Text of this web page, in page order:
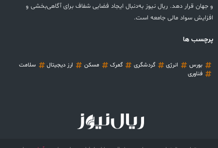
و جهان قرار دهد. ریال نیوز به‌دنبال ایجاد فضایی شفاف برای آگاهی‌بخشی و
افزایش سواد مالی جامعه است.
پرچسب ها
بورس انرژی گردشگری گمرک مسکن ارز دیجیتال
سلامت
فناوری